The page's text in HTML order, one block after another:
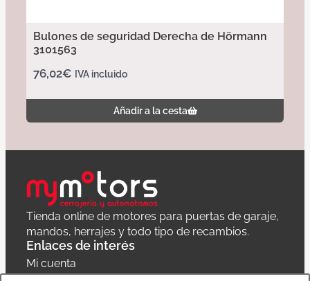
Bulones de seguridad Derecha de Hörmann
3101563
76,02€ IVA incluido
Añadir a la cesta
Tienda online de motores para puertas de garaje,
mandos, herrajes y todo tipo de recambios.
Enlaces de interés
Mi cuenta